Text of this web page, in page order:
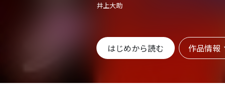
井上大助
はじめから読む 作品情報